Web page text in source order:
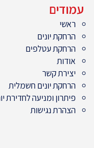
עמודים
ראשי
הרחקת יונים
הרחקת עטלפים
אודות
יצירת קשר
הרחקת יונים חשמלית
פיתרון ומניעה לחדירת
הצהרת נגישות